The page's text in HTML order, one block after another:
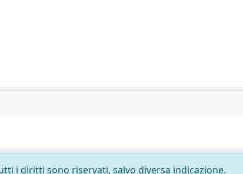
i diritti sono riservati, salvo diversa indicazione.